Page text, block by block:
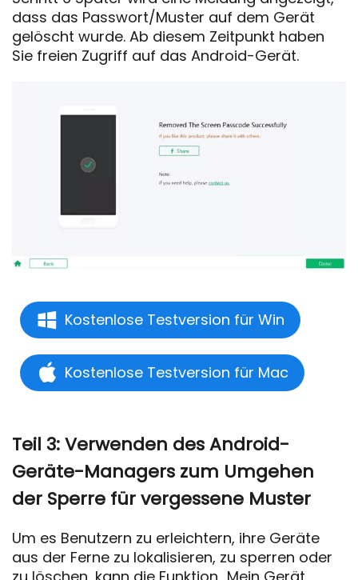
dass das Passwort/Muster auf dem Gerät
gelöscht wurde. Ab diesem Zeitpunkt haben
Sie freien Zugriff auf das Android-Gerät.
Kostenlose Testversion für Win
Kostenlose Testversion für Mac
Teil 3: Verwenden des Android-
Geräte-Managers zum Umgehen
der Sperre für vergessene Muster
Um es Benutzern zu erleichtern, ihre Geräte
aus der Ferne zu lokalisieren, zu sperren oder